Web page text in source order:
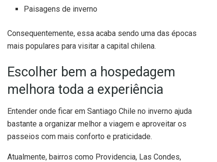
Paisagens de inverno
Consequentemente, essa acaba sendo uma das épocas
mais populares para visitar a capital chilena.
Escolher bem a hospedagem
melhora toda a experiência
Entender onde ficar em Santiago Chile no inverno ajuda
bastante a organizar melhor a viagem e aproveitar os
passeios com mais conforto e praticidade.
Atualmente, bairros como Providencia, Las Condes,